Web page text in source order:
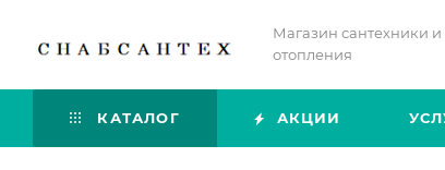
Магазин сантехники и
отопления
КАТАЛОГ АКЦИИ